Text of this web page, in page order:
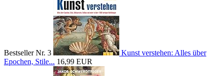
Bestseller Nr. 3
Kunst verstehen: Alles über
Epochen, Stile... 16,99 EUR